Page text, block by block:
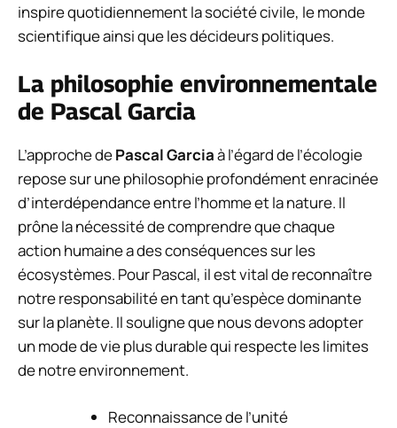
inspire quotidiennement la société civile, le monde
scientifique ainsi que les décideurs politiques.
La philosophie environnementale
de Pascal Garcia
L’approche dePascal Garciaà l’égard de l’écologie
repose sur une philosophie profondément enracinée
d’interdépendance entre l’homme et la nature. Il
prône la nécessité de comprendre que chaque
action humaine a des conséquences sur les
écosystèmes. Pour Pascal, il est vital de reconnaître
notre responsabilité en tant qu’espèce dominante
sur la planète. Il souligne que nous devons adopter
un mode de vie plus durable qui respecte les limites
de notre environnement.
Reconnaissance de l’unité